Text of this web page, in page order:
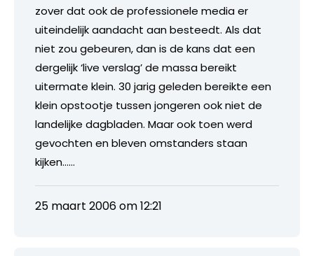
zover dat ook de professionele media er
uiteindelijk aandacht aan besteedt. Als dat
niet zou gebeuren, dan is de kans dat een
dergelijk ‘live verslag’ de massa bereikt
uitermate klein. 30 jarig geleden bereikte een
klein opstootje tussen jongeren ook niet de
landelijke dagbladen. Maar ook toen werd
gevochten en bleven omstanders staan
kijken……
25 maart 2006 om 12:21